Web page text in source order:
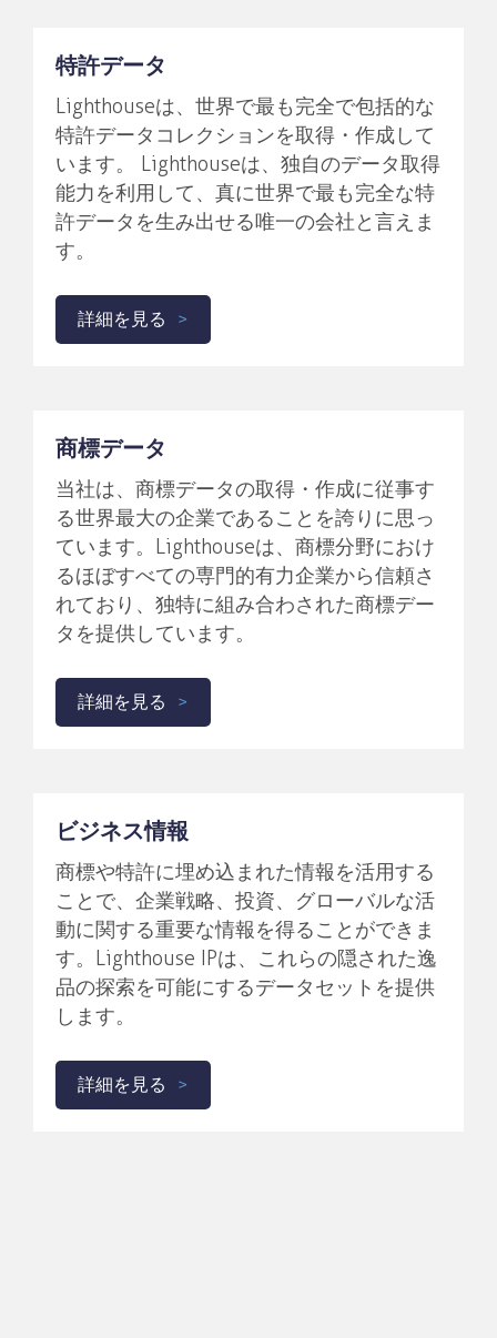
特許データ
Lighthouseは、世界で最も完全で包括的な
特許データコレクションを取得・作成して
います。 Lighthouseは、独自のデータ取得
能力を利用して、真に世界で最も完全な特
許データを生み出せる唯一の会社と言えま
す。
詳細を見る
商標データ
当社は、商標データの取得・作成に従事す
る世界最大の企業であることを誇りに思っ
ています。Lighthouseは、商標分野におけ
るほぼすべての専門的有力企業から信頼さ
れており、独特に組み合わされた商標デー
タを提供しています。
詳細を見る
ビジネス情報
商標や特許に埋め込まれた情報を活用する
ことで、企業戦略、投資、グローバルな活
動に関する重要な情報を得ることができま
す。Lighthouse IPは、これらの隠された逸
品の探索を可能にするデータセットを提供
します。
詳細を見る